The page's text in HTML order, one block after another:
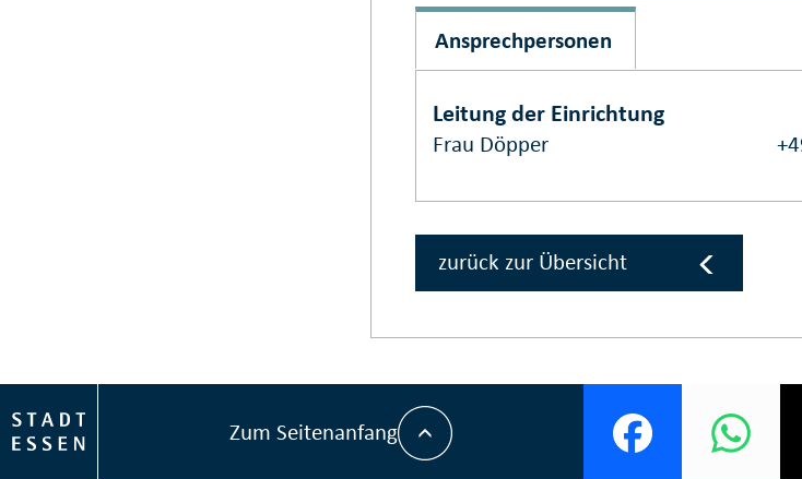
Ansprechpersonen
Leitung der Einrichtung
Frau Döpper
zurück zur Übersicht
Zum Seitenanfang